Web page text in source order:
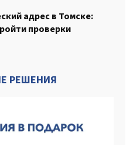
адрес в Томске:
проверки
РЕШЕНИЯ